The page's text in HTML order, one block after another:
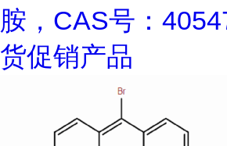
胺，CAS号：
货促销产品